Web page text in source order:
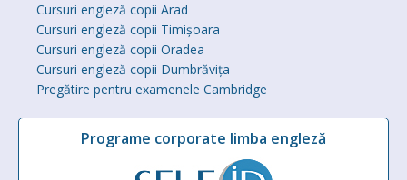
Cursuri engleză copii Arad
Cursuri engleză copii Timișoara
Cursuri engleză copii Oradea
Cursuri engleză copii Dumbrăvița
Pregătire pentru examenele Cambridge
Programe corporate limba engleză